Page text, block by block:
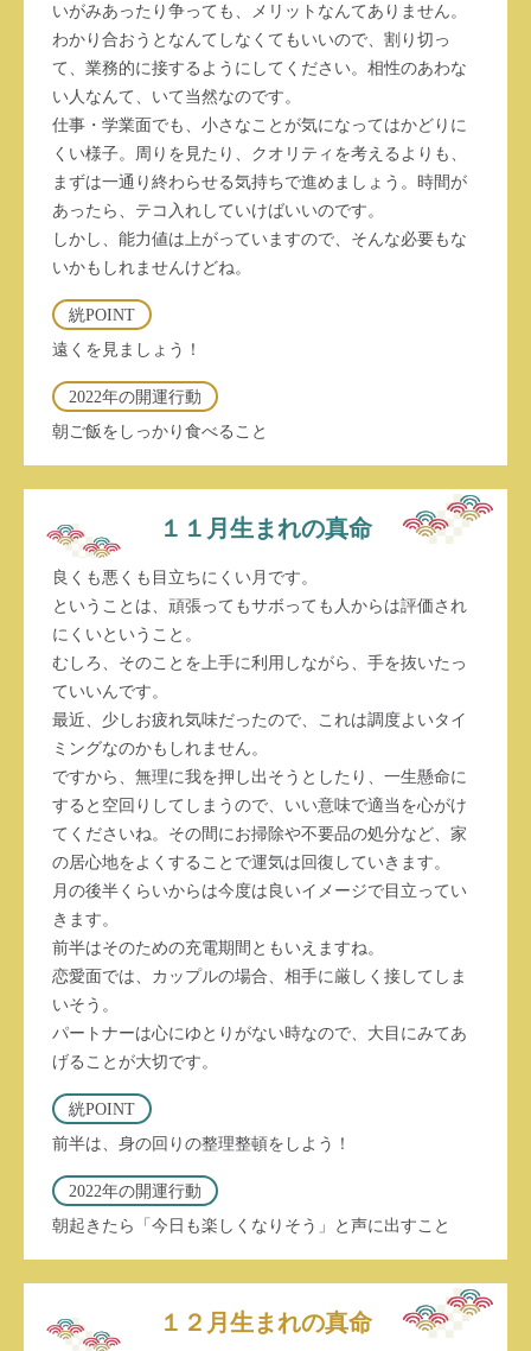
いがみあったり争っても、メリットなんてありません。
わかり合おうとなんてしなくてもいいので、割り切っ
て、業務的に接するようにしてください。相性のあわな
い人なんて、いて当然なのです。
仕事・学業面でも、小さなことが気になってはかどりに
くい様子。周りを見たり、クオリティを考えるよりも、
まずは一通り終わらせる気持ちで進めましょう。時間が
あったら、テコ入れしていけばいいのです。
しかし、能力値は上がっていますので、そんな必要もな
いかもしれませんけどね。
絖POINT
遠くを見ましょう！
2022年の開運行動
朝ご飯をしっかり食べること
１１月生まれの真命
良くも悪くも目立ちにくい月です。
ということは、頑張ってもサボっても人からは評価され
にくいということ。
むしろ、そのことを上手に利用しながら、手を抜いたっ
ていいんです。
最近、少しお疲れ気味だったので、これは調度よいタイ
ミングなのかもしれません。
ですから、無理に我を押し出そうとしたり、一生懸命に
すると空回りしてしまうので、いい意味で適当を心がけ
てくださいね。その間にお掃除や不要品の処分など、家
の居心地をよくすることで運気は回復していきます。
月の後半くらいからは今度は良いイメージで目立ってい
きます。
前半はそのための充電期間ともいえますね。
恋愛面では、カップルの場合、相手に厳しく接してしま
いそう。
パートナーは心にゆとりがない時なので、大目にみてあ
げることが大切です。
絖POINT
前半は、身の回りの整理整頓をしよう！
2022年の開運行動
朝起きたら「今日も楽しくなりそう」と声に出すこと
１２月生まれの真命